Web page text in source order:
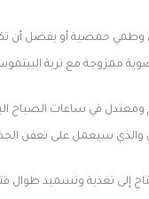
وطمي حمضية أو يفضل أن
ممزوجة مع تربة
في ساعات الصباح
والذي سيعمل على تعفن
إلى تغذية وتسميد طوال